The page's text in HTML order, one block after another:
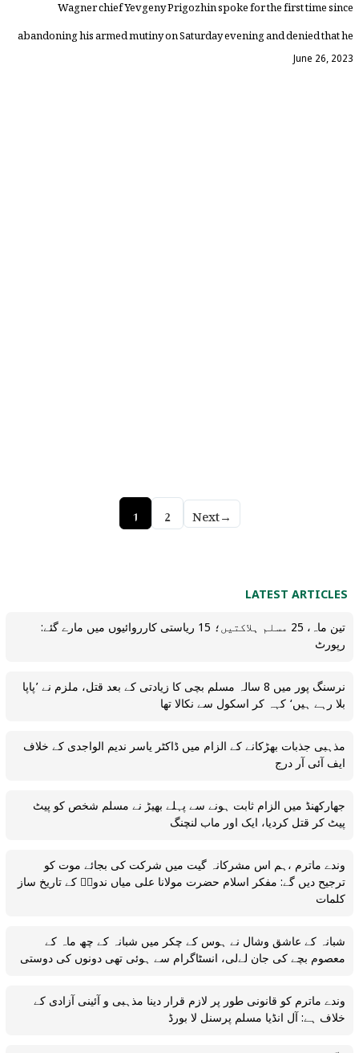
abandoning his armed mutiny on Saturday evening and denied that he
June 26, 2023
1 2 Next→
LATEST ARTICLES
تین ماہ، 25 مسلم ہلاکتیں؛ 15 ریاستی کارروائیوں میں مارے گئے:
رپورٹ
نرسنگ پور میں 8 سالہ مسلم بچی کا زیادتی کے بعد قتل، ملزم نے ’پاپا
بلا رہے ہیں‘ کہہ کر اسکول سے نکالا تھا
مذہبی جذبات بھڑکانے کے الزام میں ڈاکٹر یاسر ندیم الواجدی کے خلاف
ایف آئی آر درج
جھارکھنڈ میں الزام ثابت ہونے سے پہلے بھیڑ نے مسلم شخص کو پیٹ
پیٹ کر قتل کردیا، ایک اور ماب لنچنگ
وندے ماترم ،ہم اس مشرکانہ گیت میں شرکت کی بجائے موت کو
ترجیح دیں گے: مفکر اسلام حضرت مولانا علی میاں ندویؒ کے تاریخ ساز
کلمات
شبانہ کے عاشق وشال نے ہوس کے چکر میں شبانہ کے چھ ماہ کے
معصوم بچے کی جان لےلی، انسٹاگرام سے ہوئی تھی دونوں کی دوستی
وندے ماترم کو قانونی طور پر لازم قرار دینا مذہبی و آئینی آزادی کے
خلاف ہے: آل انڈیا مسلم پرسنل لا بورڈ